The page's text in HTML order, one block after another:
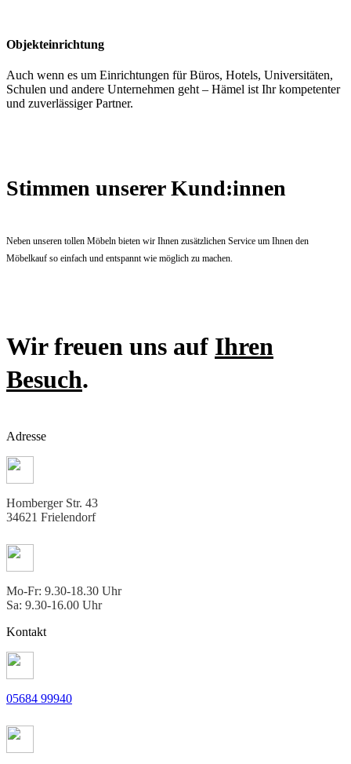
Objekteinrichtung
Auch wenn es um Einrichtungen für Büros, Hotels, Universitäten,
Schulen und andere Unternehmen geht – Hämel ist Ihr kompetenter
und zuverlässiger Partner.
Stimmen unserer Kund:innen
Neben unseren tollen Möbeln bieten wir Ihnen zusätzlichen Service um Ihnen den
Möbelkauf so einfach und entspannt wie möglich zu machen.
Wir freuen uns auf Ihren
Besuch.
Adresse
Homberger Str. 43
34621 Frielendorf
Mo-Fr: 9.30-18.30 Uhr
Sa: 9.30-16.00 Uhr
Kontakt
05684 99940